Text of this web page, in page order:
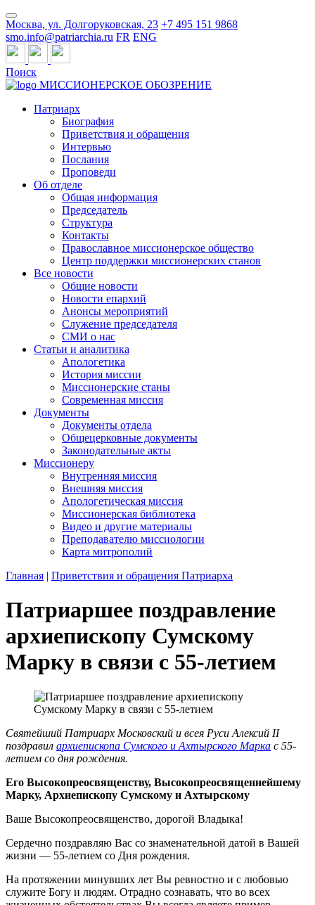
Москва, ул. Долгоруковская, 23 +7 495 151 9868
smo.info@patriarchia.ru FR ENG
Поиск
МИССИОНЕРСКОЕ ОБОЗРЕНИЕ
Патриарх
Биография
Приветствия и обращения
Интервью
Послания
Проповеди
Об отделе
Общая информация
Председатель
Структура
Контакты
Православное миссионерское общество
Центр поддержки миссионерских станов
Все новости
Общие новости
Новости епархий
Анонсы мероприятий
Служение председателя
СМИ о нас
Статьи и аналитика
Апологетика
История миссии
Миссионерские станы
Современная миссия
Документы
Документы отдела
Общецерковные документы
Законодательные акты
Миссионеру
Внутренняя миссия
Внешняя миссия
Апологетическая миссия
Миссионерская библиотека
Видео и другие материалы
Преподавателю миссиологии
Карта митрополий
Главная | Приветствия и обращения Патриарха
Патриаршее поздравление
архиепископу Сумскому
Марку в связи с 55-летием
Святейший Патриарх Московский и всея Руси Алексий II
поздравил архиепископа Сумского и Ахтырского Марка с 55-
летием со дня рождения.
Его Высокопреосвященству, Высокопреосвященнейшему
Марку, Архиепископу Сумскому и Ахтырскому
Ваше Высокопреосвященство, дорогой Владыка!
Сердечно поздравляю Вас со знаменательной датой в Вашей
жизни — 55-летием со Дня рождения.
На протяжении минувших лет Вы ревностно и с любовью
служите Богy и людям. Отрадно сознавать, что во всех